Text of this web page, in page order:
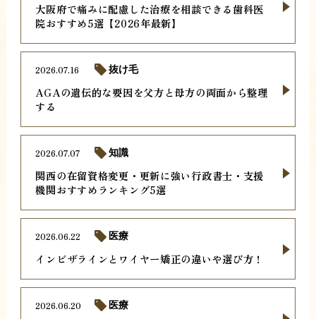
大阪府で痛みに配慮した治療を相談できる歯科医
院おすすめ5選【2026年最新】
AGAの遺伝的な要因を父方と母方の両面から整理
する
2026.07.16 抜け毛
関西の在留資格変更・更新に強い行政書士・支援
機関おすすめランキング5選
2026.07.07 知識
インビザラインとワイヤー矯正の違いや選び方！
2026.06.22 医療
2026.06.20 医療